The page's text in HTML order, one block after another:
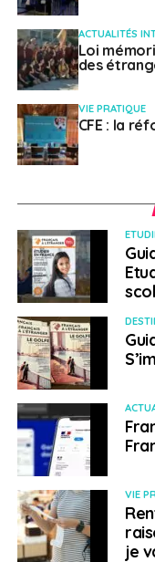
ACTUALITÉS
Loi
des
VIE PRATIQUE
CFE : la
VIE
je